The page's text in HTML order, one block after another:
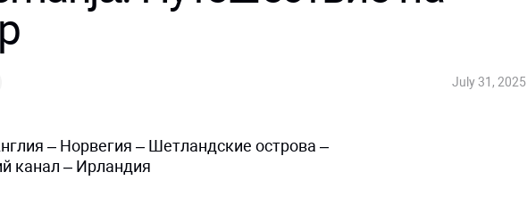
July 31, 2025
– Норвегия – Шетландские острова –
канал – Ирландия